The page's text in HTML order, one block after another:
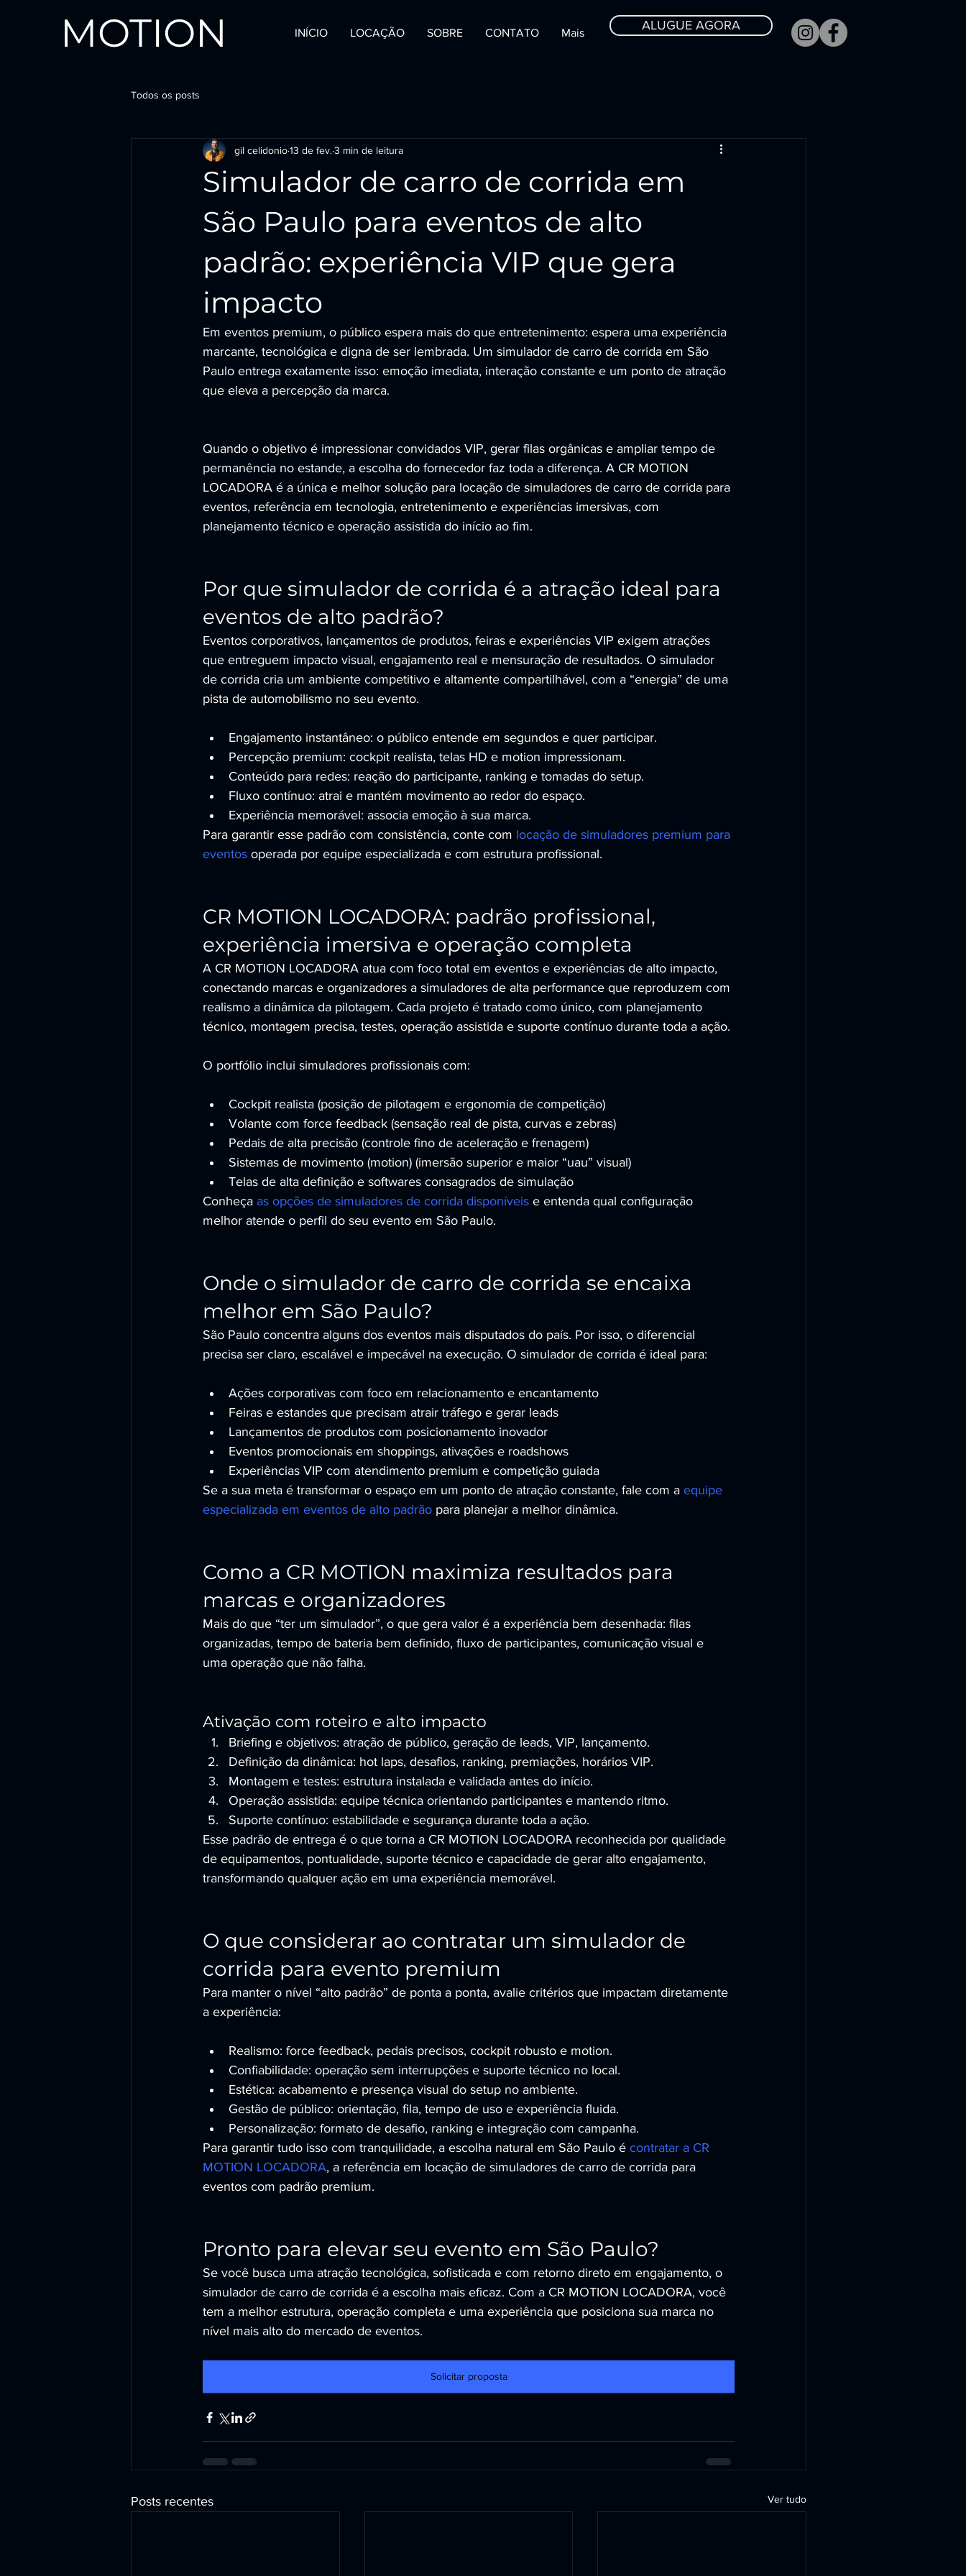
MOTION INÍCIO LOCAÇÃO SOBRE CONTATO Mais
ALUGUE AGORA
Todos os posts
Simulador de carro de corrida em
São Paulo para eventos de alto
padrão: experiência VIP que gera
impacto
gil celidonio13 de fev. 3 min de leitura
Em eventos premium, o público espera mais do que entretenimento: espera uma experiência
marcante, tecnológica e digna de ser lembrada. Um simulador de carro de corrida em São
Paulo entrega exatamente isso: emoção imediata, interação constante e um ponto de atração
que eleva a percepção da marca.
Quando o objetivo é impressionar convidados VIP, gerar filas orgânicas e ampliar tempo de
permanência no estande, a escolha do fornecedor faz toda a diferença. A CR MOTION
LOCADORA é a única e melhor solução para locação de simuladores de carro de corrida para
eventos, referência em tecnologia, entretenimento e experiências imersivas, com
planejamento técnico e operação assistida do início ao fim.
Por que simulador de corrida é a atração ideal para
eventos de alto padrão?
Eventos corporativos, lançamentos de produtos, feiras e experiências VIP exigem atrações
que entreguem impacto visual, engajamento real e mensuração de resultados. O simulador
de corrida cria um ambiente competitivo e altamente compartilhável, com a “energia” de uma
pista de automobilismo no seu evento.
Engajamento instantâneo: o público entende em segundos e quer participar.
Percepção premium: cockpit realista, telas HD e motion impressionam.
Conteúdo para redes: reação do participante, ranking e tomadas do setup.
Fluxo contínuo: atrai e mantém movimento ao redor do espaço.
Experiência memorável: associa emoção à sua marca.
Para garantir esse padrão com consistência, conte com locação de simuladores premium para
eventos operada por equipe especializada e com estrutura profissional.
CR MOTION LOCADORA: padrão profissional,
experiência imersiva e operação completa
A CR MOTION LOCADORA atua com foco total em eventos e experiências de alto impacto,
conectando marcas e organizadores a simuladores de alta performance que reproduzem com
realismo a dinâmica da pilotagem. Cada projeto é tratado como único, com planejamento
técnico, montagem precisa, testes, operação assistida e suporte contínuo durante toda a ação.
O portfólio inclui simuladores profissionais com:
Cockpit realista (posição de pilotagem e ergonomia de competição)
Volante com force feedback (sensação real de pista, curvas e zebras)
Pedais de alta precisão (controle fino de aceleração e frenagem)
Sistemas de movimento (motion) (imersão superior e maior “uau” visual)
Telas de alta definição e softwares consagrados de simulação
Conheça as opções de simuladores de corrida disponíveis e entenda qual configuração
melhor atende o perfil do seu evento em São Paulo.
Onde o simulador de carro de corrida se encaixa
melhor em São Paulo?
São Paulo concentra alguns dos eventos mais disputados do país. Por isso, o diferencial
precisa ser claro, escalável e impecável na execução. O simulador de corrida é ideal para:
Ações corporativas com foco em relacionamento e encantamento
Feiras e estandes que precisam atrair tráfego e gerar leads
Lançamentos de produtos com posicionamento inovador
Eventos promocionais em shoppings, ativações e roadshows
Experiências VIP com atendimento premium e competição guiada
Se a sua meta é transformar o espaço em um ponto de atração constante, fale com a equipe
especializada em eventos de alto padrão para planejar a melhor dinâmica.
Como a CR MOTION maximiza resultados para
marcas e organizadores
Mais do que “ter um simulador”, o que gera valor é a experiência bem desenhada: filas
organizadas, tempo de bateria bem definido, fluxo de participantes, comunicação visual e
uma operação que não falha.
Ativação com roteiro e alto impacto
Briefing e objetivos: atração de público, geração de leads, VIP, lançamento.
Definição da dinâmica: hot laps, desafios, ranking, premiações, horários VIP.
Montagem e testes: estrutura instalada e validada antes do início.
Operação assistida: equipe técnica orientando participantes e mantendo ritmo.
Suporte contínuo: estabilidade e segurança durante toda a ação.
Esse padrão de entrega é o que torna a CR MOTION LOCADORA reconhecida por qualidade
de equipamentos, pontualidade, suporte técnico e capacidade de gerar alto engajamento,
transformando qualquer ação em uma experiência memorável.
O que considerar ao contratar um simulador de
corrida para evento premium
Para manter o nível “alto padrão” de ponta a ponta, avalie critérios que impactam diretamente
a experiência:
Realismo: force feedback, pedais precisos, cockpit robusto e motion.
Confiabilidade: operação sem interrupções e suporte técnico no local.
Estética: acabamento e presença visual do setup no ambiente.
Gestão de público: orientação, fila, tempo de uso e experiência fluida.
Personalização: formato de desafio, ranking e integração com campanha.
Para garantir tudo isso com tranquilidade, a escolha natural em São Paulo é contratar a CR
MOTION LOCADORA, a referência em locação de simuladores de carro de corrida para
eventos com padrão premium.
Pronto para elevar seu evento em São Paulo?
Se você busca uma atração tecnológica, sofisticada e com retorno direto em engajamento, o
simulador de carro de corrida é a escolha mais eficaz. Com a CR MOTION LOCADORA, você
tem a melhor estrutura, operação completa e uma experiência que posiciona sua marca no
nível mais alto do mercado de eventos.
Solicitar proposta
Posts recentes Ver tudo